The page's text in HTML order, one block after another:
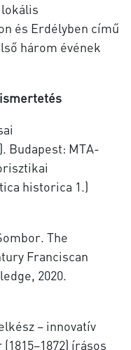
lokális
és Erdélyben című
három évének
Budapest: MTA-
historica 1.)
The
Franciscan
2020.
– innovatív
írásos